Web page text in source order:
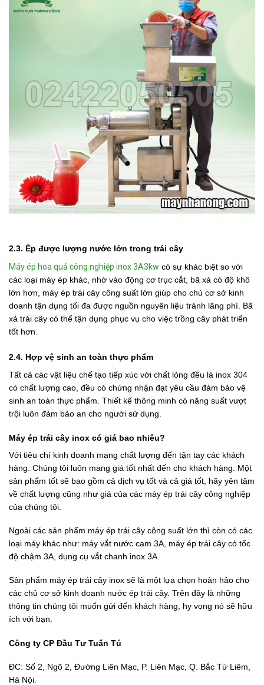
2.3. Ép được lượng nước lớn trong trái cây
Máy ép hoa quả công nghiệp inox 3A3kw có sự khác biệt so với
các loại máy ép khác, nhờ vào động cơ trục cắt, bã xả có độ khô
lớn hơn, máy ép trái cây công suất lớn giúp cho chủ cơ sở kinh
doanh tận dụng tối đa được nguồn nguyên liệu tránh lãng phí. Bã
xả trái cây có thể tận dụng phục vụ cho việc trồng cây phát triển
tốt hơn.
2.4. Hợp vệ sinh an toàn thực phẩm
Tất cả các vật liệu chế tạo tiếp xúc với chất lỏng đều là inox 304
có chất lượng cao, đều có chứng nhận đạt yêu cầu đảm bảo vệ
sinh an toàn thực phẩm. Thiết kế thông minh có năng suất vượt
trội luôn đảm bảo an cho người sử dụng.
Máy ép trái cây inox có giá bao nhiêu?
Với tiêu chí kinh doanh mang chất lượng đến tận tay các khách
hàng. Chúng tôi luôn mang giá tốt nhất đến cho khách hàng. Một
sản phẩm tốt sẽ bao gồm cả dịch vụ tốt và cả giá tốt, hãy yên tâm
về chất lượng cũng như giá của các máy ép trái cây công nghiệp
của chúng tôi.
Ngoài các sản phẩm máy ép trái cây công suất lớn thì còn có các
loại máy khác như: máy vắt nước cam 3A, máy ép trái cây có tốc
độ chậm 3A, dụng cụ vắt chanh inox 3A.
Sản phẩm máy ép trái cây inox sẽ là một lựa chọn hoàn hảo cho
các chủ cơ sở kinh doanh nước ép trái cây. Trên đây là những
thông tin chúng tôi muốn gửi đến khách hàng, hy vọng nó sẽ hữu
ích với bạn.
Công ty CP Đầu Tư Tuấn Tú
ĐC: Số 2, Ngõ 2, Đường Liên Mạc, P. Liên Mạc, Q. Bắc Từ Liêm,
Hà Nội.